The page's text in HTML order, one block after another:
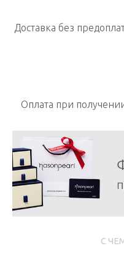
Доставка без
Оплата при
С